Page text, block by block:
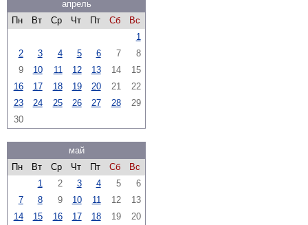
апрель
Пн
Вт Ср Чт Пт Сб
Вс
1
2
3 4 5 6 7
8
9
10 11 12 13 14
15
16
17 18 19 20 21
22
23
24 25 26 27 28
29
30
май
Пн
Вт Ср Чт Пт Сб
Вс
1
2 3 4 5
6
7
8 9 10 11 12
13
14
15 16 17 18 19
20